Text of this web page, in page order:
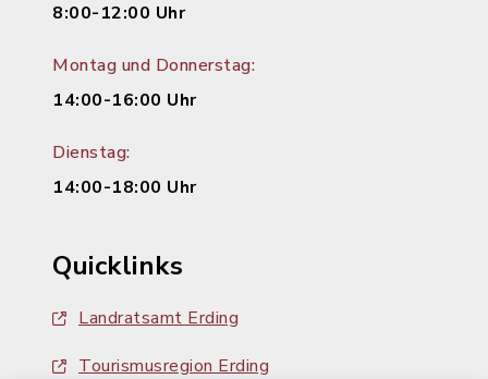
8:00-12:00 Uhr
Montag und Donnerstag:
14:00-16:00 Uhr
Dienstag:
14:00-18:00 Uhr
Quicklinks
Landratsamt Erding
Tourismusregion Erding